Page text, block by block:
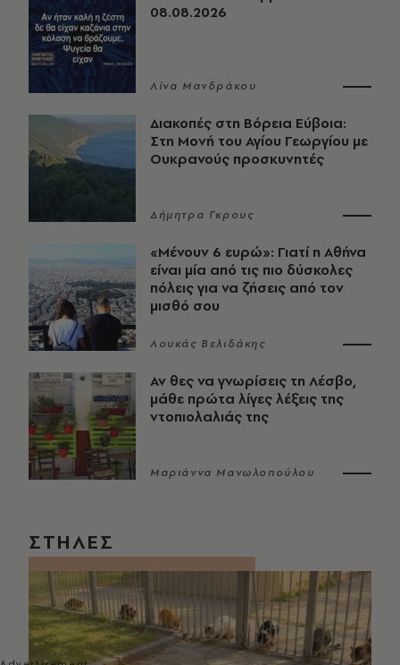
08.08.2026
Λίνα Μανδράκου
Διακοπές στη Βόρεια Εύβοια:
Στη Μονή του Αγίου Γεωργίου με
Ουκρανούς προσκυνητές
Δήμητρα Γκρους
«Μένουν 6 ευρώ»: Γιατί η Αθήνα
είναι μία από τις πιο δύσκολες
πόλεις για να ζήσεις από τον
μισθό σου
Λουκάς Βελιδάκης
Αν θες να γνωρίσεις τη Λέσβο,
μάθε πρώτα λίγες λέξεις της
ντοπιολαλιάς της
Μαριάννα Μανωλοπούλου
ΣΤΗΛΕΣ